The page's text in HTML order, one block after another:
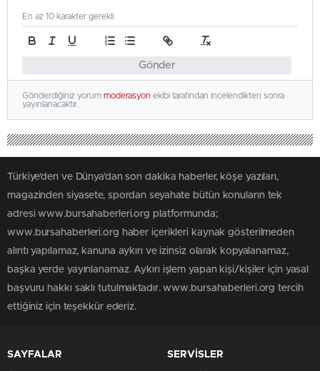
Gönder
En az 10 karakter gerekli
Gönderdiğiniz yorum moderasyon ekibi tarafından incelendikten sonra
yayınlanacaktır.
Türkiye'den ve Dünya’dan son dakika haberler, köşe yazıları,
magazinden siyasete, spordan seyahate bütün konuların tek
adresi www.bursahaberleri.org platformunda;
www.bursahaberleri.org haber içerikleri kaynak gösterilmeden
alıntı yapılamaz, kanuna aykırı ve izinsiz olarak kopyalanamaz,
başka yerde yayınlanamaz. Aykırı işlem yapan kişi/kişiler için yasal
başvuru hakkı saklı tutulmaktadır. www.bursahaberleri.org tercih
ettiğiniz için teşekkür ederiz.
SAYFALAR SERVİSLER